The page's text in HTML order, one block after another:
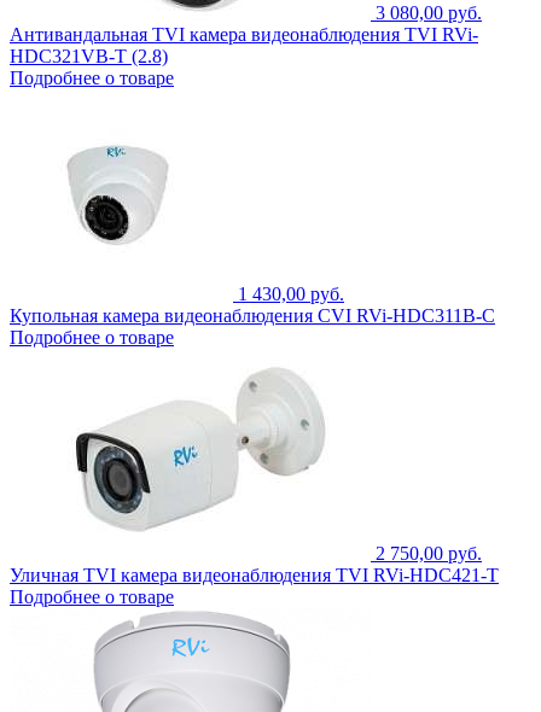
3 080,00 руб.
Антивандальная TVI камера видеонаблюдения TVI RVi-
HDC321VB-T (2.8)
Подробнее о товаре
1 430,00 руб.
Купольная камера видеонаблюдения CVI RVi-HDC311B-C
Подробнее о товаре
2 750,00 руб.
Уличная TVI камера видеонаблюдения TVI RVi-HDC421-T
Подробнее о товаре